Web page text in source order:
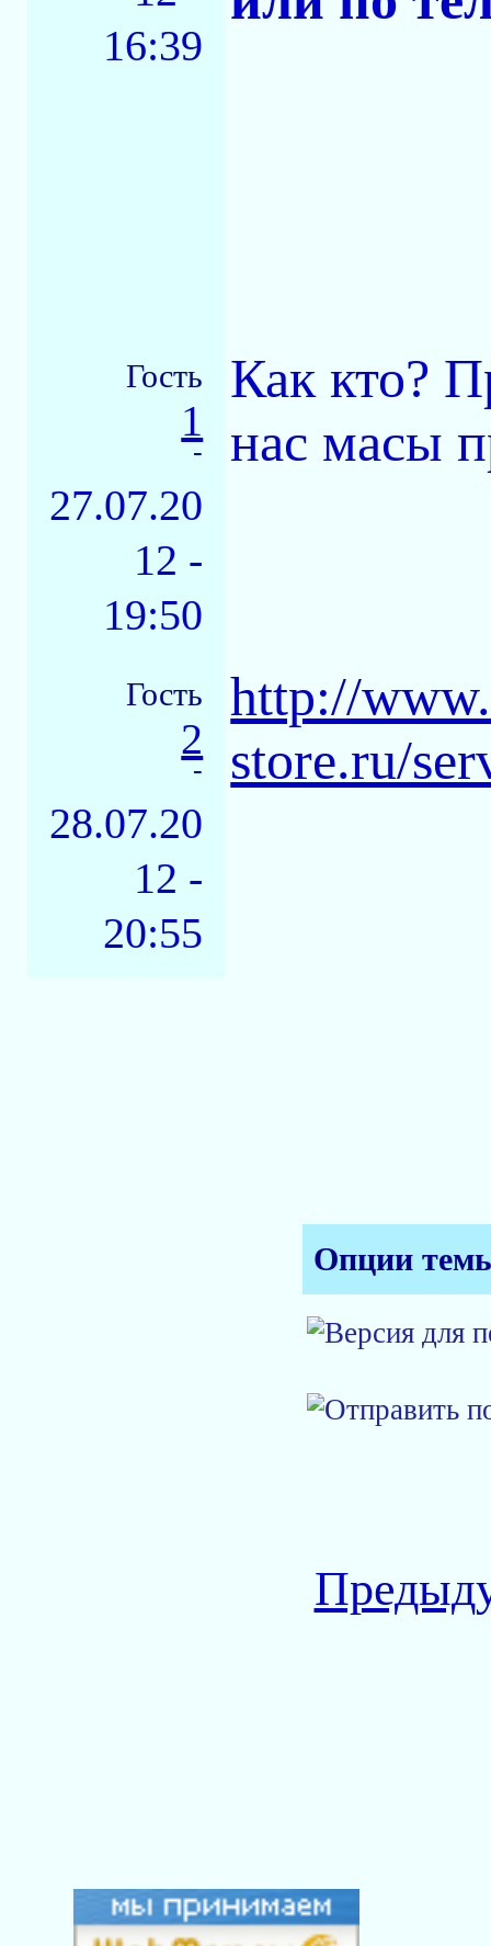
16:39
Гость
1
-
27.07.20
12 -
19:50
Как кто?
нас масы
Гость
2
-
28.07.20
12 -
20:55
http://
store.ru/
Опции